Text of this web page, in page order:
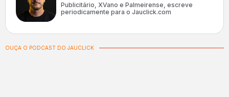
Publicitário, XVano e Palmeirense, escreve
periodicamente para o Jauclick.com
OUÇA O PODCAST DO JAUCLICK